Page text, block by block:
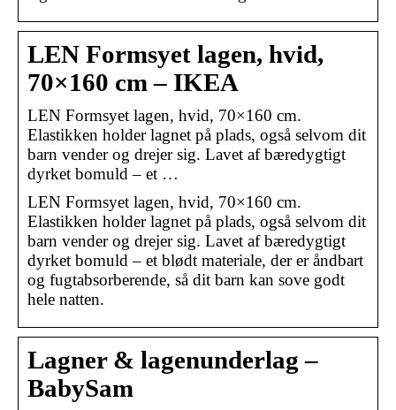
LEN Formsyet lagen, hvid,
70×160 cm – IKEA
LEN Formsyet lagen, hvid, 70×160 cm.
Elastikken holder lagnet på plads, også selvom dit
barn vender og drejer sig. Lavet af bæredygtigt
dyrket bomuld – et …
LEN Formsyet lagen, hvid, 70×160 cm.
Elastikken holder lagnet på plads, også selvom dit
barn vender og drejer sig. Lavet af bæredygtigt
dyrket bomuld – et blødt materiale, der er åndbart
og fugtabsorberende, så dit barn kan sove godt
hele natten.
Lagner & lagenunderlag –
BabySam